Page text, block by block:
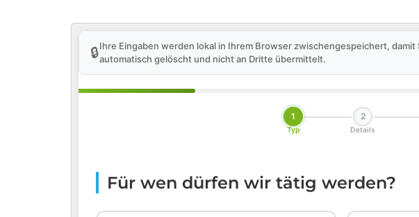
🔒Ihre Eingaben werden lokal in Ihrem Browser zwischengespeichert,
automatisch gelöscht und nicht an Dritte übermittelt.
1
Typ
2
Details
Für wen dürfen wir tätig werden?